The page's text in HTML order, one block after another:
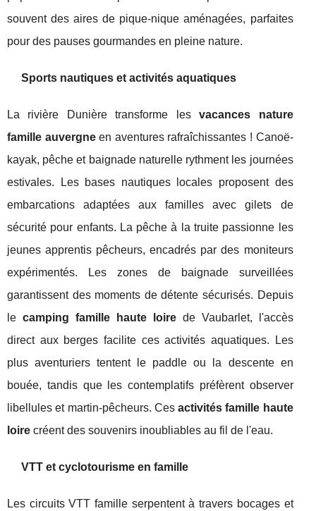
souvent des aires de pique-nique aménagées, parfaites
pour des pauses gourmandes en pleine nature.
Sports nautiques et activités aquatiques
La rivière Dunière transforme lesvacances nature
famille auvergneen aventures rafraîchissantes ! Canoë-
kayak, pêche et baignade naturelle rythment les journées
estivales. Les bases nautiques locales proposent des
embarcations adaptées aux familles avec gilets de
sécurité pour enfants. La pêche à la truite passionne les
jeunes apprentis pêcheurs, encadrés par des moniteurs
expérimentés. Les zones de baignade surveillées
garantissent des moments de détente sécurisés. Depuis
le camping famille haute loirede Vaubarlet, l'accès
direct aux berges facilite ces activités aquatiques. Les
plus aventuriers tentent le paddle ou la descente en
bouée, tandis que les contemplatifs préfèrent observer
libellules et martin-pêcheurs. Cesactivités famille haute
loire créent des souvenirs inoubliables au fil de l'eau.
VTT et cyclotourisme en famille
Les circuits VTT famille serpentent à travers bocages et